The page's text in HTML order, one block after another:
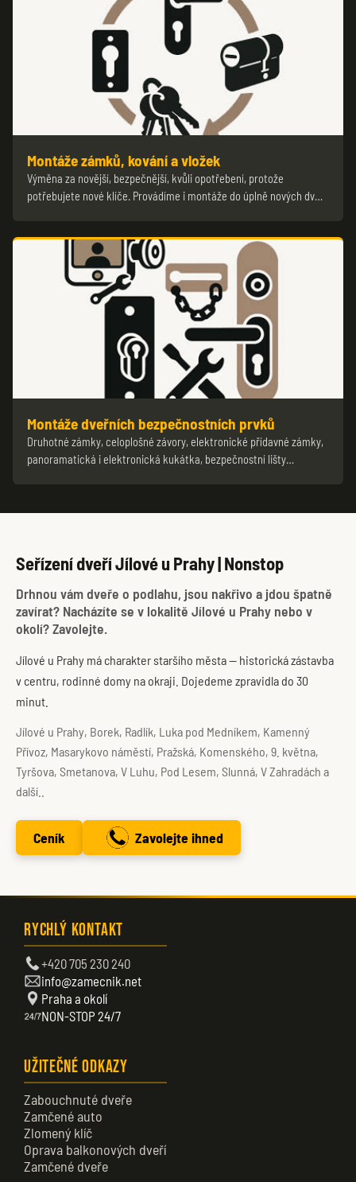
Montáže zámků, kování a vložek
Výměna za novější, bezpečnější, kvůli opotřebení, protože
potřebujete nové klíče. Provádíme i montáže do úplně nových dv…
Montáže dveřních bezpečnostních prvků
Druhotné zámky, celoplošné závory, elektronické přídavné zámky,
panoramatická i elektronická kukátka, bezpečnostní lišty…
Seřízení dveří Jílové u Prahy | Nonstop
Drhnou vám dveře o podlahu, jsou nakřivo a jdou špatně
zavírat? Nacházíte se v lokalitě Jílové u Prahy nebo v
okolí? Zavolejte.
Jílové u Prahy má charakter staršího města — historická zástavba
v centru, rodinné domy na okraji. Dojedeme zpravidla do 30
minut.
Jílové u Prahy, Borek, Radlík, Luka pod Medníkem, Kamenný
Přívoz, Masarykovo náměstí, Pražská, Komenského, 9. května,
Tyršova, Smetanova, V Luhu, Pod Lesem, Slunná, V Zahradách a
další..
Ceník Zavolejte ihned
Rychlý kontakt
+420 705 230 240
info@zamecnik.net
Praha a okolí
NON-STOP 24/7
Užitečné odkazy
Zabouchnuté dveře
Zamčené auto
Zlomený klíč
Oprava balkonových dveří
Zamčené dveře